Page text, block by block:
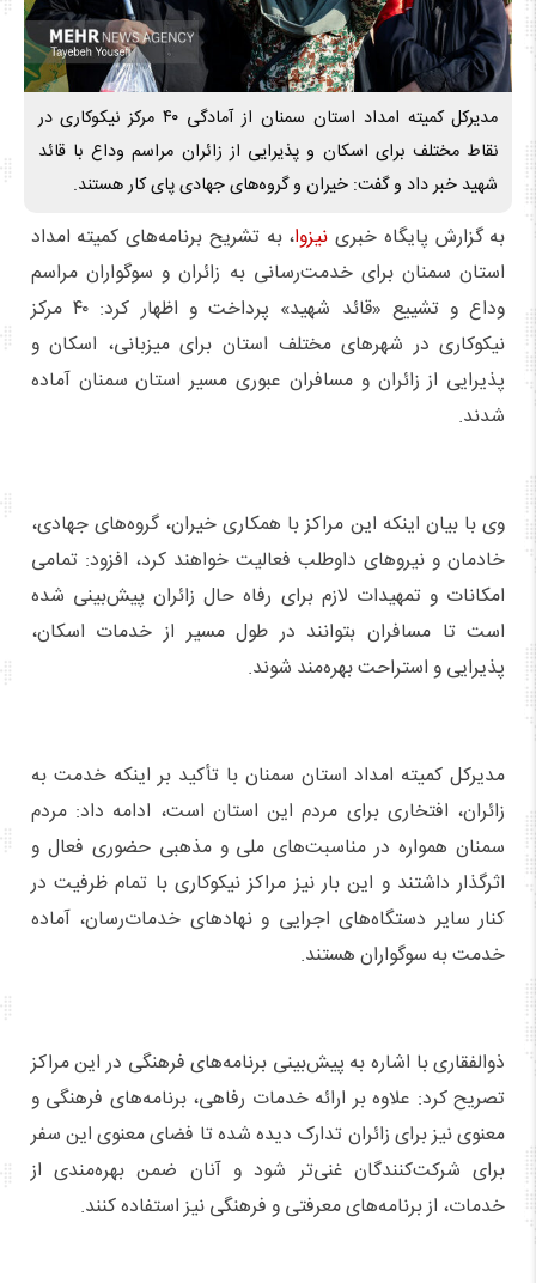
مدیرکل کمیته امداد استان سمنان از آمادگی ۴۰ مرکز نیکوکاری در
نقاط مختلف برای اسکان و پذیرایی از زائران مراسم وداع با قائد
شهید خبر داد و گفت: خیران و گروه‌های جهادی پای کار هستند.
به گزارش پایگاه خبری نیزوا، به تشریح برنامه‌های کمیته امداد
استان سمنان برای خدمت‌رسانی به زائران و سوگواران مراسم
وداع و تشییع «قائد شهید» پرداخت و اظهار کرد: ۴۰ مرکز
نیکوکاری در شهرهای مختلف استان برای میزبانی، اسکان و
پذیرایی از زائران و مسافران عبوری مسیر استان سمنان آماده
شدند.
وی با بیان اینکه این مراکز با همکاری خیران، گروه‌های جهادی،
خادمان و نیروهای داوطلب فعالیت خواهند کرد، افزود: تمامی
امکانات و تمهیدات لازم برای رفاه حال زائران پیش‌بینی شده
است تا مسافران بتوانند در طول مسیر از خدمات اسکان،
پذیرایی و استراحت بهره‌مند شوند.
مدیرکل کمیته امداد استان سمنان با تأکید بر اینکه خدمت به
زائران، افتخاری برای مردم این استان است، ادامه داد: مردم
سمنان همواره در مناسبت‌های ملی و مذهبی حضوری فعال و
اثرگذار داشتند و این بار نیز مراکز نیکوکاری با تمام ظرفیت در
کنار سایر دستگاه‌های اجرایی و نهادهای خدمات‌رسان، آماده
خدمت به سوگواران هستند.
ذوالفقاری با اشاره به پیش‌بینی برنامه‌های فرهنگی در این مراکز
تصریح کرد: علاوه بر ارائه خدمات رفاهی، برنامه‌های فرهنگی و
معنوی نیز برای زائران تدارک دیده شده تا فضای معنوی این سفر
برای شرکت‌کنندگان غنی‌تر شود و آنان ضمن بهره‌مندی از
خدمات، از برنامه‌های معرفتی و فرهنگی نیز استفاده کنند.